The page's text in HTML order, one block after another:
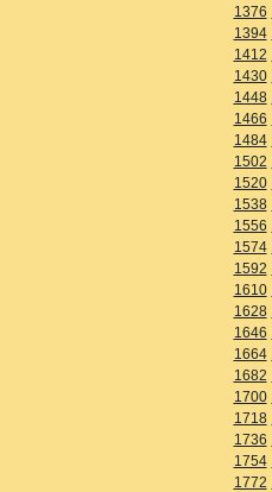
1376
1394
1412
1430
1448
1466
1484
1502
1520
1538
1556
1574
1592
1610
1628
1646
1664
1682
1700
1718
1736
1754
1772